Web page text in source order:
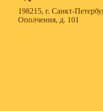
198215, г. Санкт-
Ополчения, д. 101